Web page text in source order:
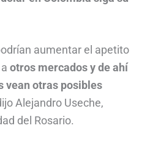
aumentar el apetito
otros mercados y de ahí
vean otras posibles
Alejandro Useche,
del Rosario.